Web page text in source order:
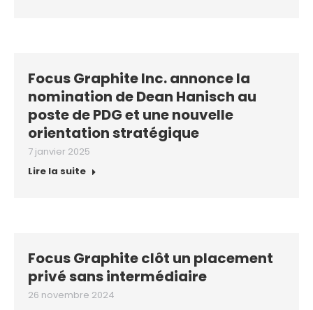
Focus Graphite Inc. annonce la
nomination de Dean Hanisch au
poste de PDG et une nouvelle
orientation stratégique
7 janvier 2025
Lire la suite
Focus Graphite clôt un placement
privé sans intermédiaire
26 novembre 2024